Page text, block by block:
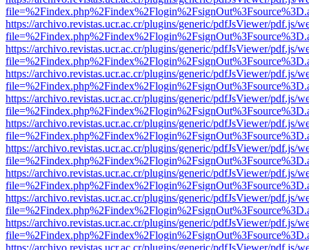
https://archivo.revistas.ucr.ac.cr/plugins/generic/pdfJsViewer/pdf.js/
https://archivo.revistas.ucr.ac.cr/plugins/generic/pdfJsViewer/pdf.js/
https://archivo.revistas.ucr.ac.cr/plugins/generic/pdfJsViewer/pdf.js/
https://archivo.revistas.ucr.ac.cr/plugins/generic/pdfJsViewer/pdf.js/
https://archivo.revistas.ucr.ac.cr/plugins/generic/pdfJsViewer/pdf.js/
https://archivo.revistas.ucr.ac.cr/plugins/generic/pdfJsViewer/pdf.js/
https://archivo.revistas.ucr.ac.cr/plugins/generic/pdfJsViewer/pdf.js/
https://archivo.revistas.ucr.ac.cr/plugins/generic/pdfJsViewer/pdf.js/
https://archivo.revistas.ucr.ac.cr/plugins/generic/pdfJsViewer/pdf.js/
https://archivo.revistas.ucr.ac.cr/plugins/generic/pdfJsViewer/pdf.js/